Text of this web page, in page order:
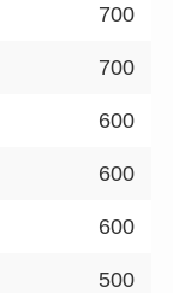
700
700
600
600
600
500